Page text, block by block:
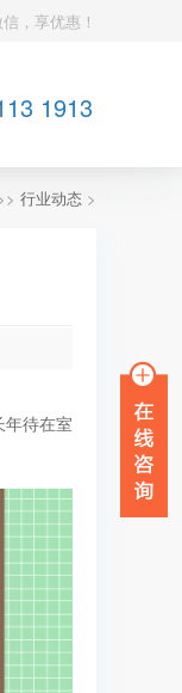
，享优惠！
1913
行业动态 >
待在室